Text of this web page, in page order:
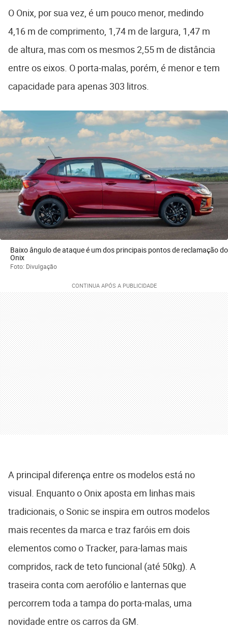
O Onix, por sua vez, é um pouco menor, medindo
4,16 m de comprimento, 1,74 m de largura, 1,47 m
de altura, mas com os mesmos 2,55 m de distância
entre os eixos. O porta-malas, porém, é menor e tem
capacidade para apenas 303 litros.
Baixo ângulo de ataque é um dos principais pontos de reclamação do
Onix
Foto: Divulgação
A principal diferença entre os modelos está no
visual. Enquanto o Onix aposta em linhas mais
tradicionais, o Sonic se inspira em outros modelos
mais recentes da marca e traz faróis em dois
elementos como o Tracker, para-lamas mais
compridos, rack de teto funcional (até 50kg). A
traseira conta com aerofólio e lanternas que
percorrem toda a tampa do porta-malas, uma
novidade entre os carros da GM.